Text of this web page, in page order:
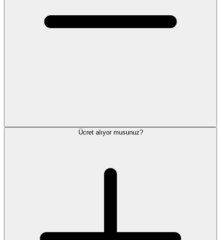
Ücret alıyor musunuz?